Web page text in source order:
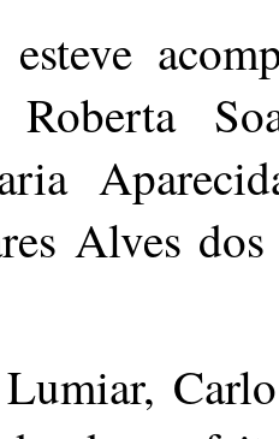
Roberta
Alves